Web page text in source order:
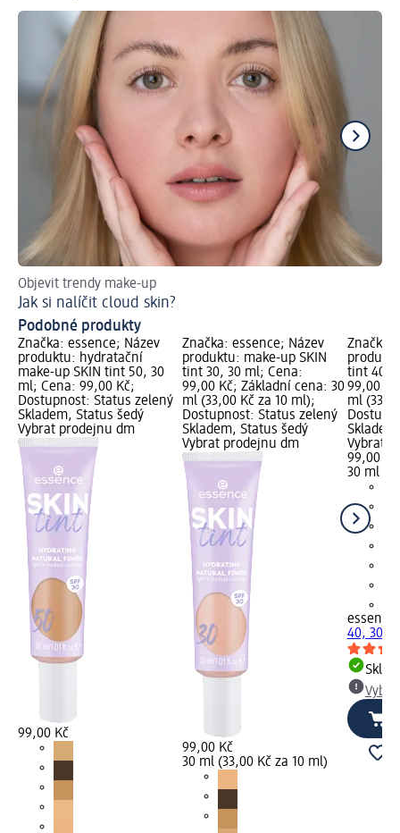
Objevit trendy make-up
Jak si nalíčit cloud skin?
Podobné produkty
Značka: essence; Název
produktu: hydratační
make-up SKIN tint 50, 30
ml; Cena: 99,00 Kč;
Dostupnost: Status zelený
Skladem, Status šedý
Vybrat prodejnu dm
99,00 Kč
Značka: essence; Název
produktu: make-up SKIN
tint 30, 30 ml; Cena:
99,00 Kč; Základní cena: 30
ml (33,00 Kč za 10 ml);
Dostupnost: Status zelený
Skladem, Status šedý
Vybrat prodejnu dm
99,00 Kč
30 ml (33,00 Kč za 10 ml)
Značka:
tint 40,
99,00
ml
Vybrat
99,00 Kč
30 ml
essence
40, 30